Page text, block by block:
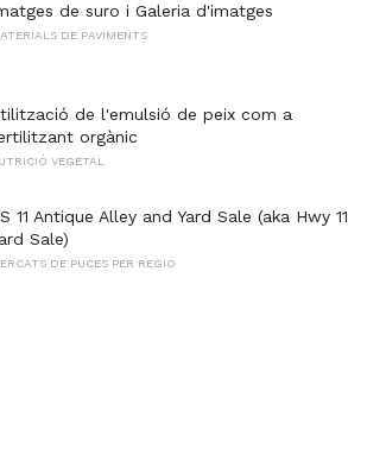
de suro i Galeria d'imatges
DE PAVIMENTS
de l'emulsió de peix com a
orgànic
VEGETAL
11 Antique Alley and Yard Sale (aka Hwy 11
Sale)
DE PUCES PER REGIÓ